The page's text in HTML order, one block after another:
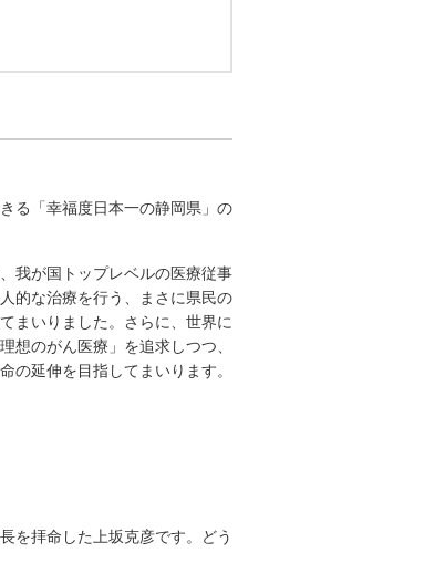
る「幸福度日本一の静岡県」の
我が国トップレベルの医療従事
的な治療を行う、まさに県民の
まいりました。さらに、世界に
想のがん医療」を追求しつつ、
の延伸を目指してまいります。
を拝命した上坂克彦です。どう